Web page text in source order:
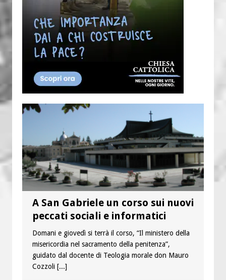
A San Gabriele un corso sui nuovi
peccati sociali e informatici
Domani e giovedì si terrà il corso, “Il ministero della
misericordia nel sacramento della penitenza”,
guidato dal docente di Teologia morale don Mauro
Cozzoli [...]